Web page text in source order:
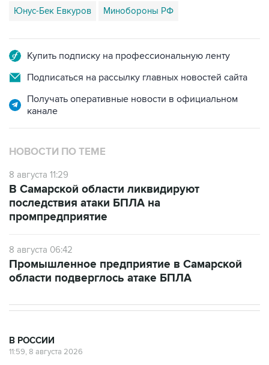
Юнус-Бек Евкуров Минобороны РФ
Купить подписку на профессиональную ленту
Подписаться на рассылку главных новостей сайта
Получать оперативные новости в официальном
канале
НОВОСТИ ПО ТЕМЕ
8 августа 11:29
В Самарской области ликвидируют
последствия атаки БПЛА на
промпредприятие
8 августа 06:42
Промышленное предприятие в Самарской
области подверглось атаке БПЛА
В РОССИИ
11:59, 8 августа 2026